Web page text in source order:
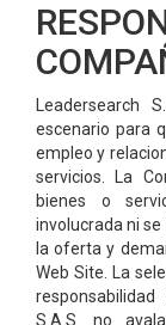
Leadersearch
escenario para
empleo y
servicios. La
bienes o
involucrada ni
la oferta y
Web Site. La
S.A.S. no